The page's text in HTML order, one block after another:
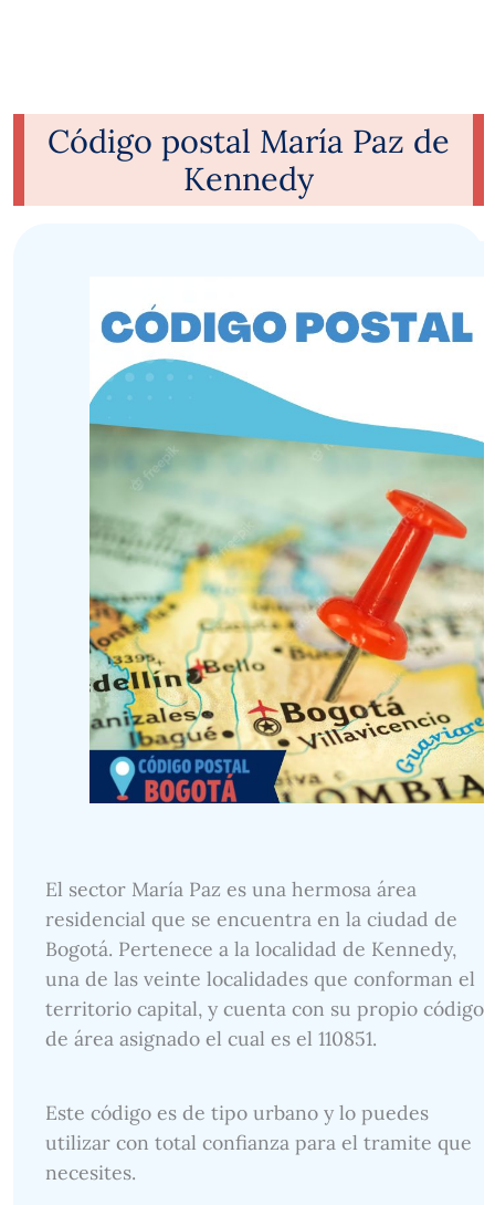
Código postal María Paz de
Kennedy
El sector María Paz es una hermosa área
residencial que se encuentra en la ciudad de
Bogotá. Pertenece a la localidad de Kennedy,
una de las veinte localidades que conforman el
territorio capital, y cuenta con su propio código
de área asignado el cual es el 110851.
Este código es de tipo urbano y lo puedes
utilizar con total confianza para el tramite que
necesites.